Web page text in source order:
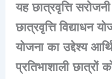
यह छात्रवृत्ति
छात्रवृत्ति विद्याधन
योजना का उद्देश्य
प्रतिभाशाली छात्रों